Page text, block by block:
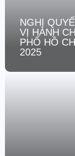
NGHỊ
VỊ HÀNH
PHỐ HỒ
2025